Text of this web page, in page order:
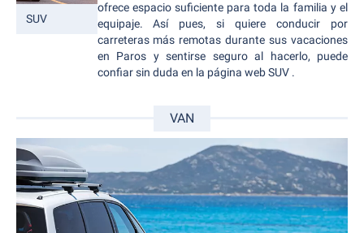
SUV
ofrece espacio suficiente para toda la familia y el
equipaje. Así pues, si quiere conducir por
carreteras más remotas durante sus vacaciones
en Paros y sentirse seguro al hacerlo, puede
confiar sin duda en la página web SUV .
VAN